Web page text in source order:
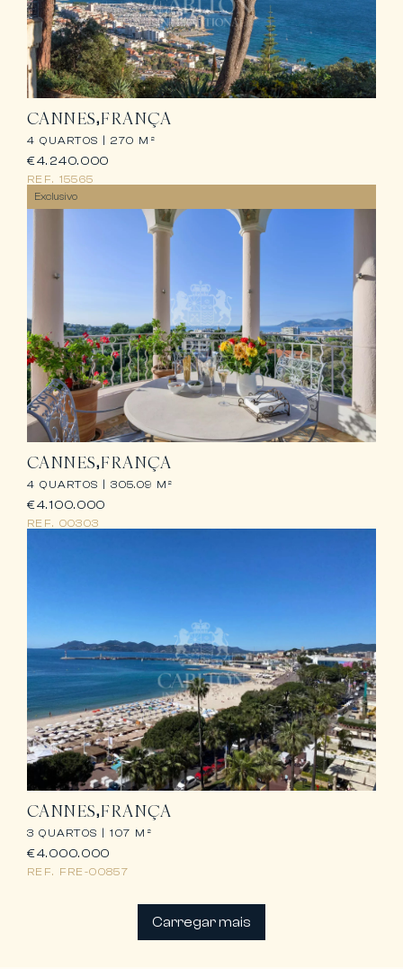
CANNES FRANÇA
4 QUARTOS |270 M²
REF. 15565
€4.240.000
Exclusivo
CANNES FRANÇA
4 QUARTOS |305.09 M²
REF. 00303
€4.100.000
CANNES FRANÇA
3 QUARTOS |107 M²
REF. FRE-00857
€4.000.000
Carregar mais